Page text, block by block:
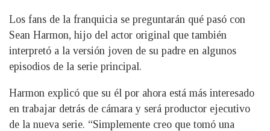
Los fans de la franquicia se preguntarán qué pasó con
Sean Harmon, hijo del actor original que también
interpretó a la versión joven de su padre en algunos
episodios de la serie principal.
Harmon explicó que su él por ahora está más interesado
en trabajar detrás de cámara y será productor ejecutivo
de la nueva serie. “Simplemente creo que tomó una